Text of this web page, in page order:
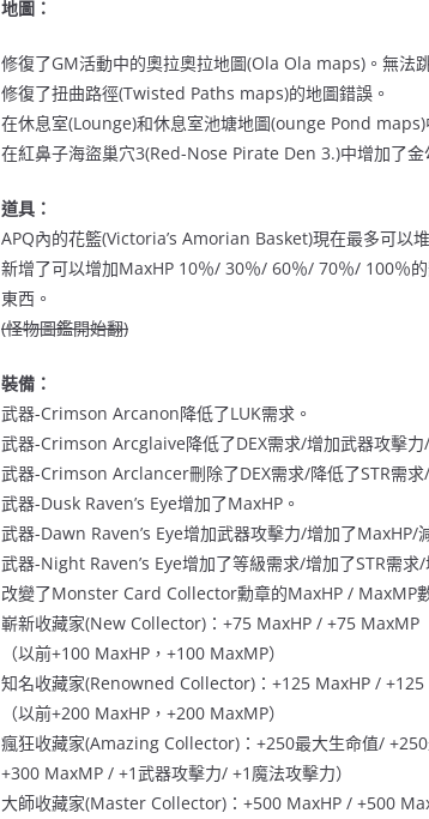
地圖：
修復了GM活動中的奧拉奧拉地圖(Ola Ola maps)。無法
修復了扭曲路徑(Twisted Paths maps)的地圖錯誤。
在休息室(Lounge)和休息室池塘地圖(ounge Pond
在紅鼻子海盜巢穴3(Red-Nose Pirate Den 3.)中增加了
道具：
APQ內的花籃(Victoria’s Amorian Basket)現在最多可以
新增了可以增加MaxHP 10％/ 30％/ 60％/ 70％/ 100％
東西。
(怪物圖鑑開始翻)
裝備：
武器-Crimson Arcanon降低了LUK需求。
武器-Crimson Arcglaive降低了DEX需求/增加武器攻擊力
武器-Crimson Arclancer刪除了DEX需求/降低了STR需
武器-Dusk Raven’s Eye增加了MaxHP。
武器-Dawn Raven’s Eye增加武器攻擊力/增加了MaxHP/
武器-Night Raven’s Eye增加了等級需求/增加了STR需
改變了Monster Card Collector勳章的MaxHP / MaxMP
嶄新收藏家(New Collector)：+75 MaxHP / +75 MaxMP
（以前+100 MaxHP，+100 MaxMP）
知名收藏家(Renowned Collector)：+125 MaxHP /
（以前+200 MaxHP，+200 MaxMP）
瘋狂收藏家(Amazing Collector)：+250最大生命值/
+300 MaxMP / +1武器攻擊力/ +1魔法攻擊力）
大師收藏家(Master Collector)：+500 MaxHP / +500